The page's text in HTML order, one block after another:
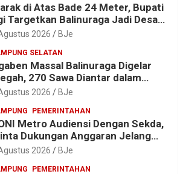
di Atas Bade 24 Meter, Bupati
Targetkan Balinuraga Jadi Desa
Budaya 2027
2026 BJe
SELATAN
Massal Balinuraga Digelar
270 Sawa Diantar dalam
Suci yang Gerakkan Ekonomi
2026 BJe
PEMERINTAHAN
Metro Audiensi Dengan Sekda,
Dukungan Anggaran Jelang
X Lampung
2026 BJe
PEMERINTAHAN